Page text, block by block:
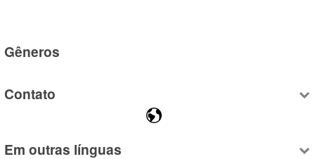
Gêneros
Contato
Em outras línguas